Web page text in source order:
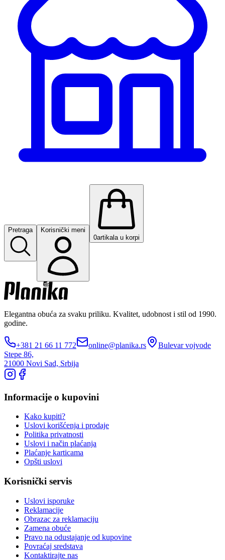
Pretraga
Korisnički meni
0artikala u korpi
Elegantna obuća za svaku priliku. Kvalitet, udobnost i stil od 1990.
godine.
+381 21 66 11 772 online@planika.rs
Bulevar vojvode
Stepe 86,
21000 Novi Sad, Srbija
Informacije o kupovini
Kako kupiti?
Uslovi korišćenja i prodaje
Politika privatnosti
Uslovi i način plaćanja
Plaćanje karticama
Opšti uslovi
Korisnički servis
Uslovi isporuke
Reklamacije
Obrazac za reklamaciju
Zamena obuće
Pravo na odustajanje od kupovine
Povraćaj sredstava
Kontaktirajte nas